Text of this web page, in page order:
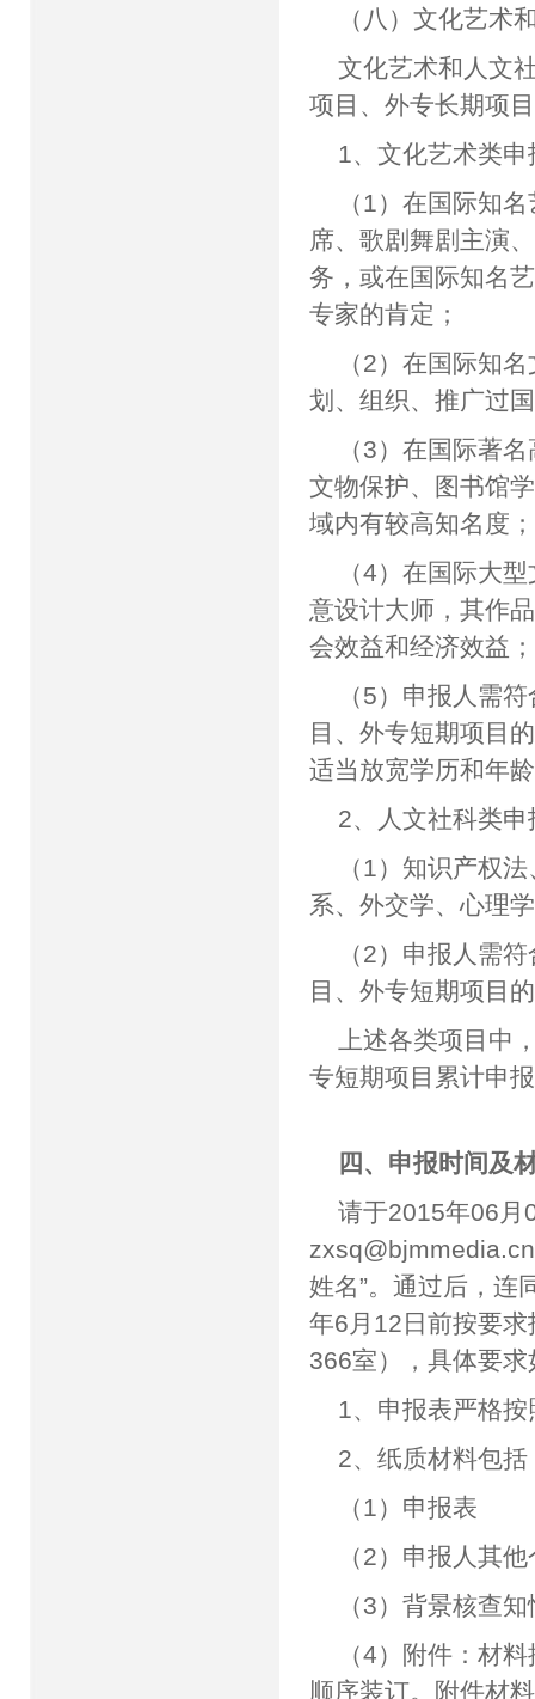
（八）文化艺术
文化艺术和人文
项目、外专长期项
1、文化艺术类
（1）在国际知
席、歌剧舞剧主演
务，或在国际知名
专家的肯定；
（2）在国际知
划、组织、推广过
（3）在国际著
文物保护、图书馆
域内有较高知名度；
（4）在国际大
意设计大师，其作
会效益和经济效益；
（5）申报人需
目、外专短期项目
适当放宽学历和年
2、人文社科类
（1）知识产权
系、外交学、心理
（2）申报人需
目、外专短期项目
上述各类项目中
专短期项目累计申
四、申报时间及
请于2015年06月
姓名”。通过后，连
年6月12日前按要
366室），具体要求
1、申报表严格
2、纸质材料包括
（1）申报表
（2）申报人其
（3）背景核查
（4）附件：材
顺序装订。附件材